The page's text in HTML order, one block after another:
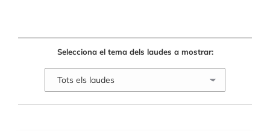
Selecciona el tema dels laudes a mostrar: